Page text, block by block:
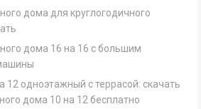
дома для круглогодичного
дома 16 на 16 с большим
12 одноэтажный с террасой: скачать
дома 10 на 12 бесплатно